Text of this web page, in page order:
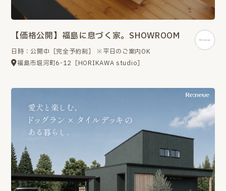
【価格公開】福島に息づく家。SHOWROOM
日時：公開中［完全予約制］ ※平日のご案内OK
福島市堀河町6-12［HORIKAWA studio］